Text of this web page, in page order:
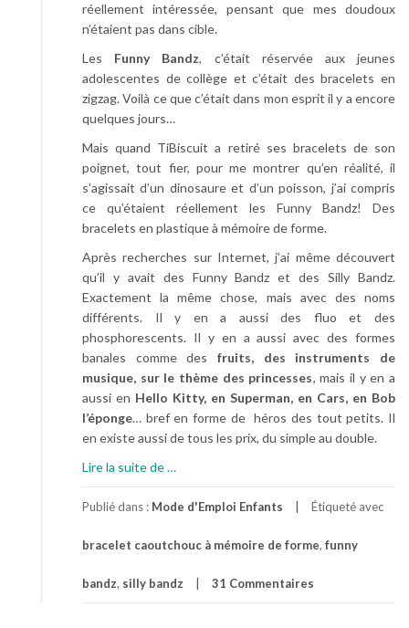
réellement intéressée, pensant que mes doudoux
n’étaient pas dans cible.
Les Funny Bandz, c’était réservée aux jeunes
adolescentes de collège et c’était des bracelets en
zigzag. Voilà ce que c’était dans mon esprit il y a encore
quelques jours…
Mais quand TiBiscuit a retiré ses bracelets de son
poignet, tout fier, pour me montrer qu’en réalité, il
s’agissait d’un dinosaure et d’un poisson, j’ai compris
ce qu’étaient réellement les Funny Bandz! Des
bracelets en plastique à mémoire de forme.
Après recherches sur Internet, j’ai même découvert
qu’il y avait des Funny Bandz et des Silly Bandz.
Exactement la même chose, mais avec des noms
différents. Il y en a aussi des fluo et des
phosphorescents. Il y en a aussi avec des formes
banales comme des fruits, des instruments de
musique, sur le thème des princesses, mais il y en a
aussi en Hello Kitty, en Superman, en Cars, en Bob
l’éponge… bref en forme de héros des tout petits. Il
en existe aussi de tous les prix, du simple au double.
Lire la suite de
r
p
s
…
Publié dans : Mode d'Emploi Enfants Étiqueté avec
bracelet caoutchouc à mémoire de forme, funny
bandz, silly bandz 31 Commentaires